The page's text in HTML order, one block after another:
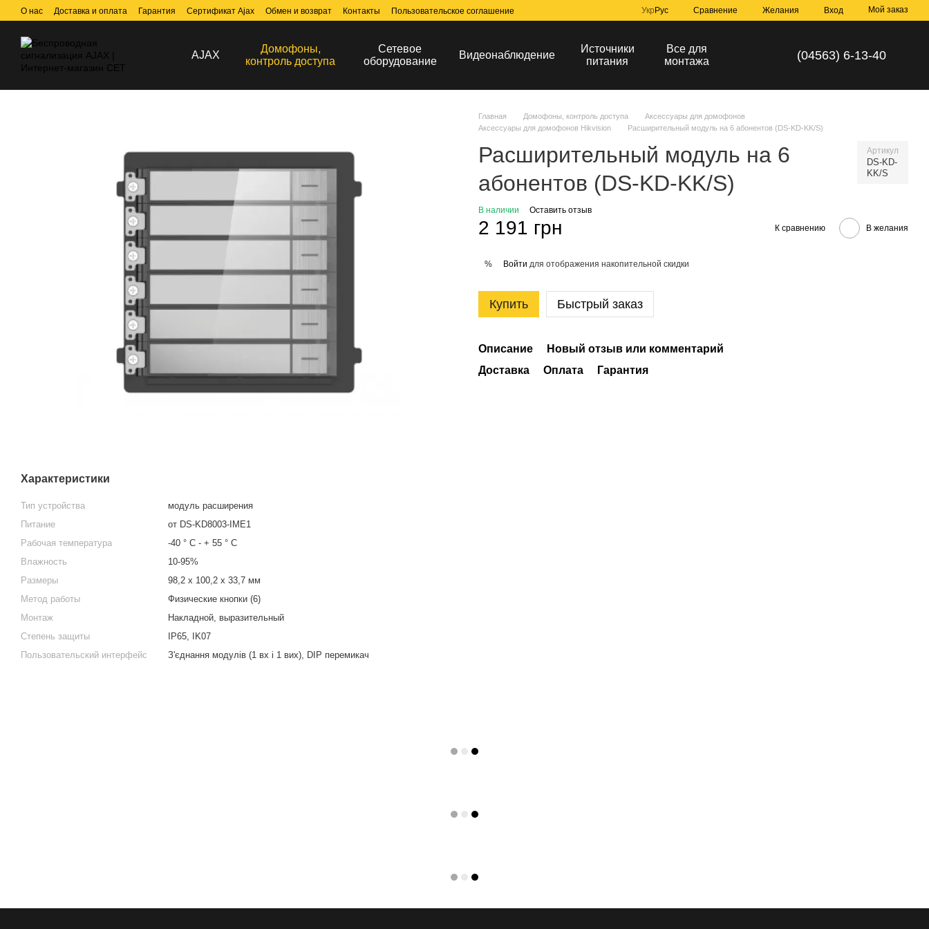
Перейти к основному контенту
О нас Доставка и оплата Гарантия Сертификат Ajax Обмен и возврат Контакты
Пользовательское соглашение
Укр Рус Сравнение Желания Вход Мой заказ
AJAX
Домофоны,
контроль доступа
Сетевое
оборудование
Видеонаблюдение
Источники
питания
Все для
монтажа
(04563) 6-13-40
Характеристики
Тип устройства
модуль расширения
Питание
от DS-KD8003-IME1
Рабочая температура
-40 ° С - + 55 ° С
Влажность
10-95%
Размеры
98,2 х 100,2 х 33,7 мм
Метод работы
Физические кнопки (6)
Монтаж
Накладной, выразительный
Степень защиты
IP65, IK07
Пользовательский интерфейс
З'єднання модулів (1 вх і 1 вих), DIP перемикач
Главная Домофоны, контроль доступа
Аксессуары для домофонов
Аксессуары для домофонов Hikvision
Расширительный модуль на 6 абонентов (DS-KD-KK/S)
Расширительный модуль на 6
абонентов (DS-KD-KK/S)
Артикул
DS-KD-
KK/S
В наличии Оставить отзыв
2 191 грн К сравнению В желания
% Войти для отображения накопительной скидки
Купить Быстрый заказ
Описание
Новый отзыв или комментарий
Доставка
Оплата Гарантия